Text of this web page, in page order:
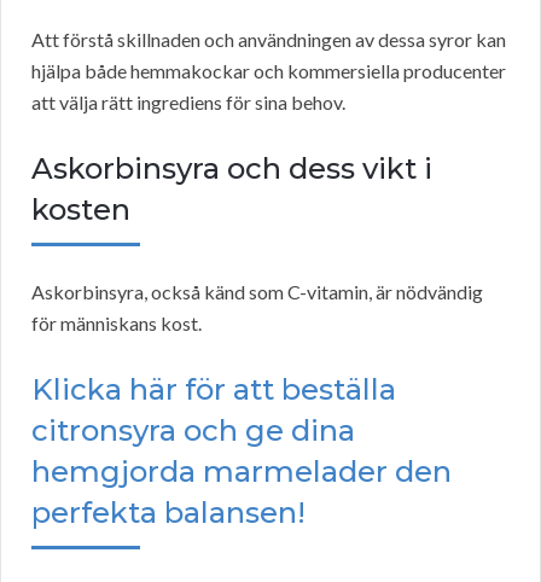
Att förstå skillnaden och användningen av dessa syror kan
hjälpa både hemmakockar och kommersiella producenter
att välja rätt ingrediens för sina behov.
Askorbinsyra och dess vikt i
kosten
Askorbinsyra, också känd som C-vitamin, är nödvändig
för människans kost.
Klicka här för att beställa
citronsyra och ge dina
hemgjorda marmelader den
perfekta balansen!